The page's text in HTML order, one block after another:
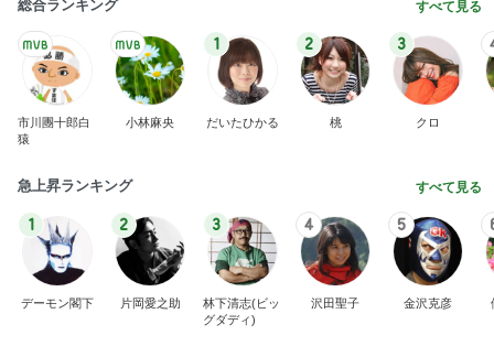
総合ランキング すべて見る
市川團十郎白
猿
小林麻央
1
だいたひかる
2
桃
3
クロ
急上昇ランキング すべて見る
1
デーモン閣下
2
片岡愛之助
3
林下清志(ビッ
グダディ)
4
沢田聖子
5
金沢克彦